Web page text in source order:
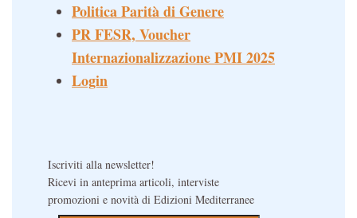
Politica Parità di Genere
PR FESR, Voucher
Internazionalizzazione PMI 2025
Login
Iscriviti alla newsletter!
Ricevi in anteprima articoli, interviste
promozioni e novità di Edizioni Mediterranee